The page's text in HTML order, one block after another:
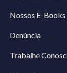
Nossos E-Books
Denúncia
Trabalhe